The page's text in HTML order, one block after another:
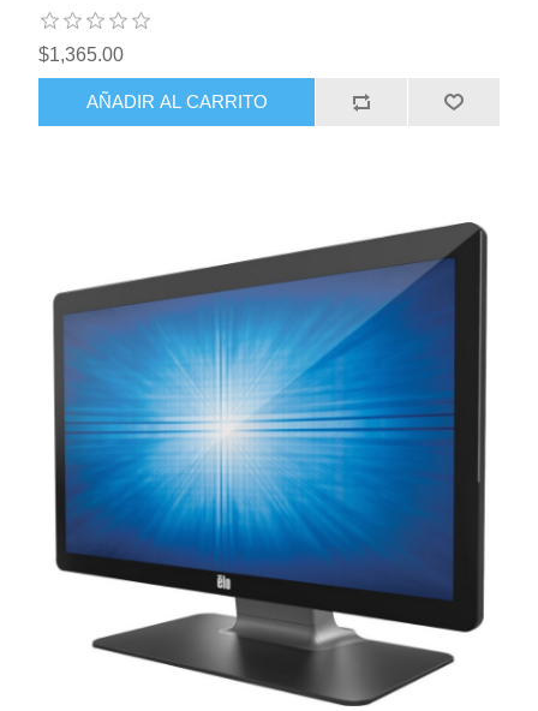
$1,365.00
AÑADIR AL CARRITO